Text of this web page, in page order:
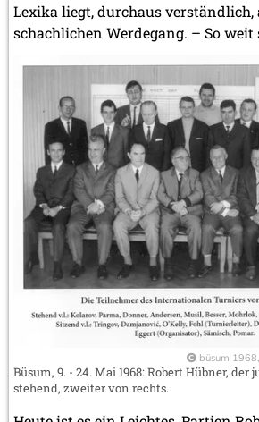
Lexika liegt, durchaus verständlich,
schachlichen Werdegang. – So weit
büsum
Büsum, 9. - 24. Mai 1968: Robert Hübner, der
stehend, zweiter von rechts.